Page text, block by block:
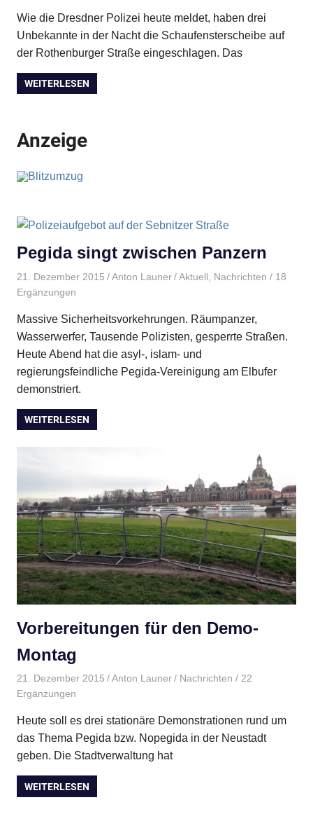
Wie die Dresdner Polizei heute meldet, haben drei
Unbekannte in der Nacht die Schaufensterscheibe auf
der Rothenburger Straße eingeschlagen. Das
WEITERLESEN
Anzeige
Pegida singt zwischen Panzern
21. Dezember 2015 Anton Launer Aktuell Nachrichten / 18
Ergänzungen
Massive Sicherheitsvorkehrungen. Räumpanzer,
Wasserwerfer, Tausende Polizisten, gesperrte Straßen.
Heute Abend hat die asyl-, islam- und
regierungsfeindliche Pegida-Vereinigung am Elbufer
demonstriert.
WEITERLESEN
Vorbereitungen für den Demo-
Montag
21. Dezember 2015 Anton Launer Nachrichten / 22
Ergänzungen
Heute soll es drei stationäre Demonstrationen rund um
das Thema Pegida bzw. Nopegida in der Neustadt
geben. Die Stadtverwaltung hat
WEITERLESEN